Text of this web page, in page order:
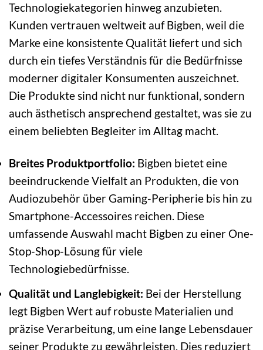
Technologiekategorien hinweg anzubieten.
Kunden vertrauen weltweit auf Bigben, weil die
Marke eine konsistente Qualität liefert und sich
durch ein tiefes Verständnis für die Bedürfnisse
moderner digitaler Konsumenten auszeichnet.
Die Produkte sind nicht nur funktional, sondern
auch ästhetisch ansprechend gestaltet, was sie zu
einem beliebten Begleiter im Alltag macht.
Breites Produktportfolio: Bigben bietet eine
beeindruckende Vielfalt an Produkten, die von
Audiozubehör über Gaming-Peripherie bis hin zu
Smartphone-Accessoires reichen. Diese
umfassende Auswahl macht Bigben zu einer One-
Stop-Shop-Lösung für viele
Technologiebedürfnisse.
Qualität und Langlebigkeit: Bei der Herstellung
legt Bigben Wert auf robuste Materialien und
präzise Verarbeitung, um eine lange Lebensdauer
seiner Produkte zu gewährleisten. Dies reduziert